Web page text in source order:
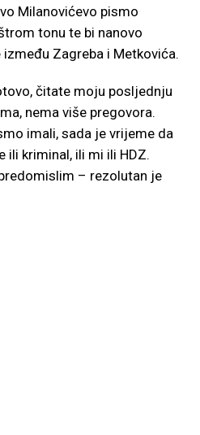
Milanovićevo pismo
tonu te bi nanovo
Zagreba i Metkovića.
čitate moju posljednju
nema više pregovora.
imali, sada je vrijeme da
kriminal, ili mi ili HDZ.
– rezolutan je